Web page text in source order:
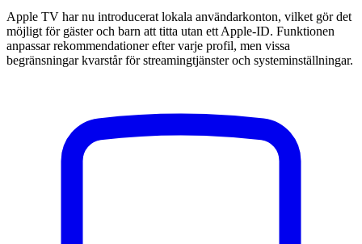
Apple TV har nu introducerat lokala användarkonton, vilket gör det
möjligt för gäster och barn att titta utan ett Apple-ID. Funktionen
anpassar rekommendationer efter varje profil, men vissa
begränsningar kvarstår för streamingtjänster och systeminställningar.